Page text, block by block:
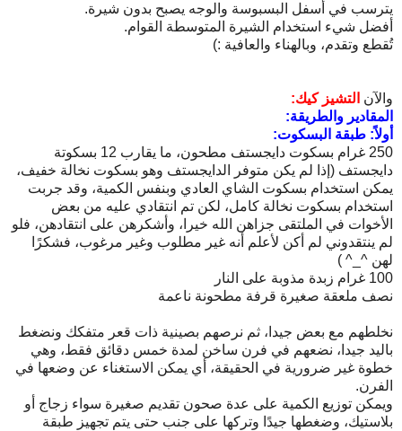
يترسب في أسفل البسبوسة والوجه يصبح بدون شيرة.
أفضل شيء استخدام الشيرة المتوسطة القوام.
تُقطع وتقدم، وبالهناء والعافية :)
والآن التشيز كيك:
المقادير والطريقة:
أولاً: طبقة البسكوت:
250 غرام بسكوت دايجستف مطحون، ما يقارب 12 بسكوتة
دايجستف (إذا لم يكن متوفر الدايجستف وهو بسكوت نخالة خفيف،
يمكن استخدام بسكوت الشاي العادي وبنفس الكمية، وقد جربت
استخدام بسكوت نخالة كامل، لكن تم انتقادي عليه من بعض
الأخوات في الملتقى جزاهن الله خيرا، وأشكرهن على انتقادهن، فلو
لم ينتقدوني لم أكن لأعلم أنه غير مطلوب وغير مرغوب، فشكرًا
لهن ^_^ )
100 غرام زبدة مذوبة على النار
نصف ملعقة صغيرة قرفة مطحونة ناعمة
نخلطهم مع بعض جيدا، ثم نرصهم بصينية ذات قعر متفكك ونضغط
باليد جيدا، نضعهم في فرن ساخن لمدة خمس دقائق فقط، وهي
خطوة غير ضرورية في الحقيقة، أي يمكن الاستغناء عن وضعها في
الفرن.
ويمكن توزيع الكمية على عدة صحون تقديم صغيرة سواء زجاج أو
بلاستيك، وضغطها جيدًا وتركها على جنب حتى يتم تجهيز طبقة